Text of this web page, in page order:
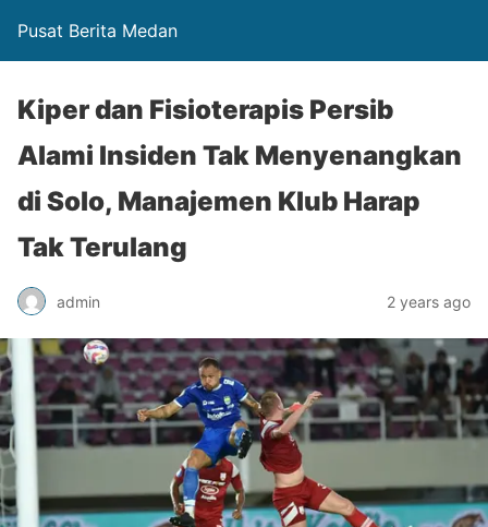
Pusat Berita Medan
Kiper dan Fisioterapis Persib
Alami Insiden Tak Menyenangkan
di Solo, Manajemen Klub Harap
Tak Terulang
admin 2 years ago